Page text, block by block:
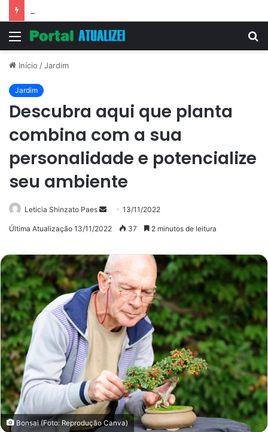
Menu
Início /Jardim
Jardim
Descubra aqui que planta
combina com a sua
personalidade e potencialize
seu ambiente
Leticia Shinzato Paes
Mande13/11/2022
Última Atualização 13/11/2022 37 2 minutos de leitura
Bonsai (Foto: Reprodução Canva)